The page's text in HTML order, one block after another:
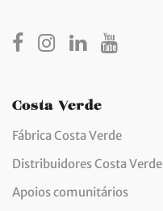
Costa Verde
Fábrica Costa Verde
Distribuidores Costa Verde
Apoios comunitários